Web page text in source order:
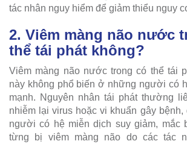
tác nhân nguy hiểm để giảm thiểu nguy
2. Viêm màng não nước
thể tái phát không?
Viêm màng não nước trong có thể tái
này không phổ biến ở những người có
mạnh. Nguyên nhân tái phát thường
nhiễm lại virus hoặc vi khuẩn gây
người có hệ miễn dịch suy giảm, mắc
từng bị viêm màng não do các tác